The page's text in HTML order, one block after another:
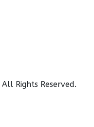
All Rights Reserved.